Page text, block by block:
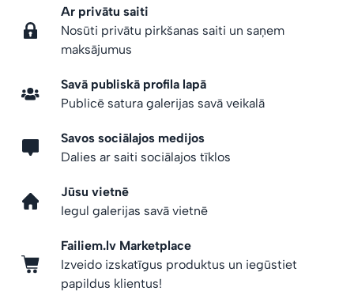
Ar privātu saiti
Nosūti privātu pirkšanas saiti un saņem
maksājumus
Savā publiskā profila lapā
Publicē satura galerijas savā veikalā
Savos sociālajos medijos
Dalies ar saiti sociālajos tīklos
Jūsu vietnē
Iegul galerijas savā vietnē
Failiem.lv Marketplace
Izveido izskatīgus produktus un iegūstiet
papildus klientus!